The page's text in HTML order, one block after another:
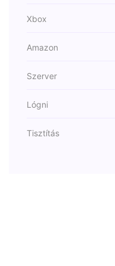
Xbox
Amazon
Szerver
Lógni
Tisztítás